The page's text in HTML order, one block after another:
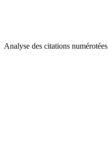
Analyse des citations numérotées